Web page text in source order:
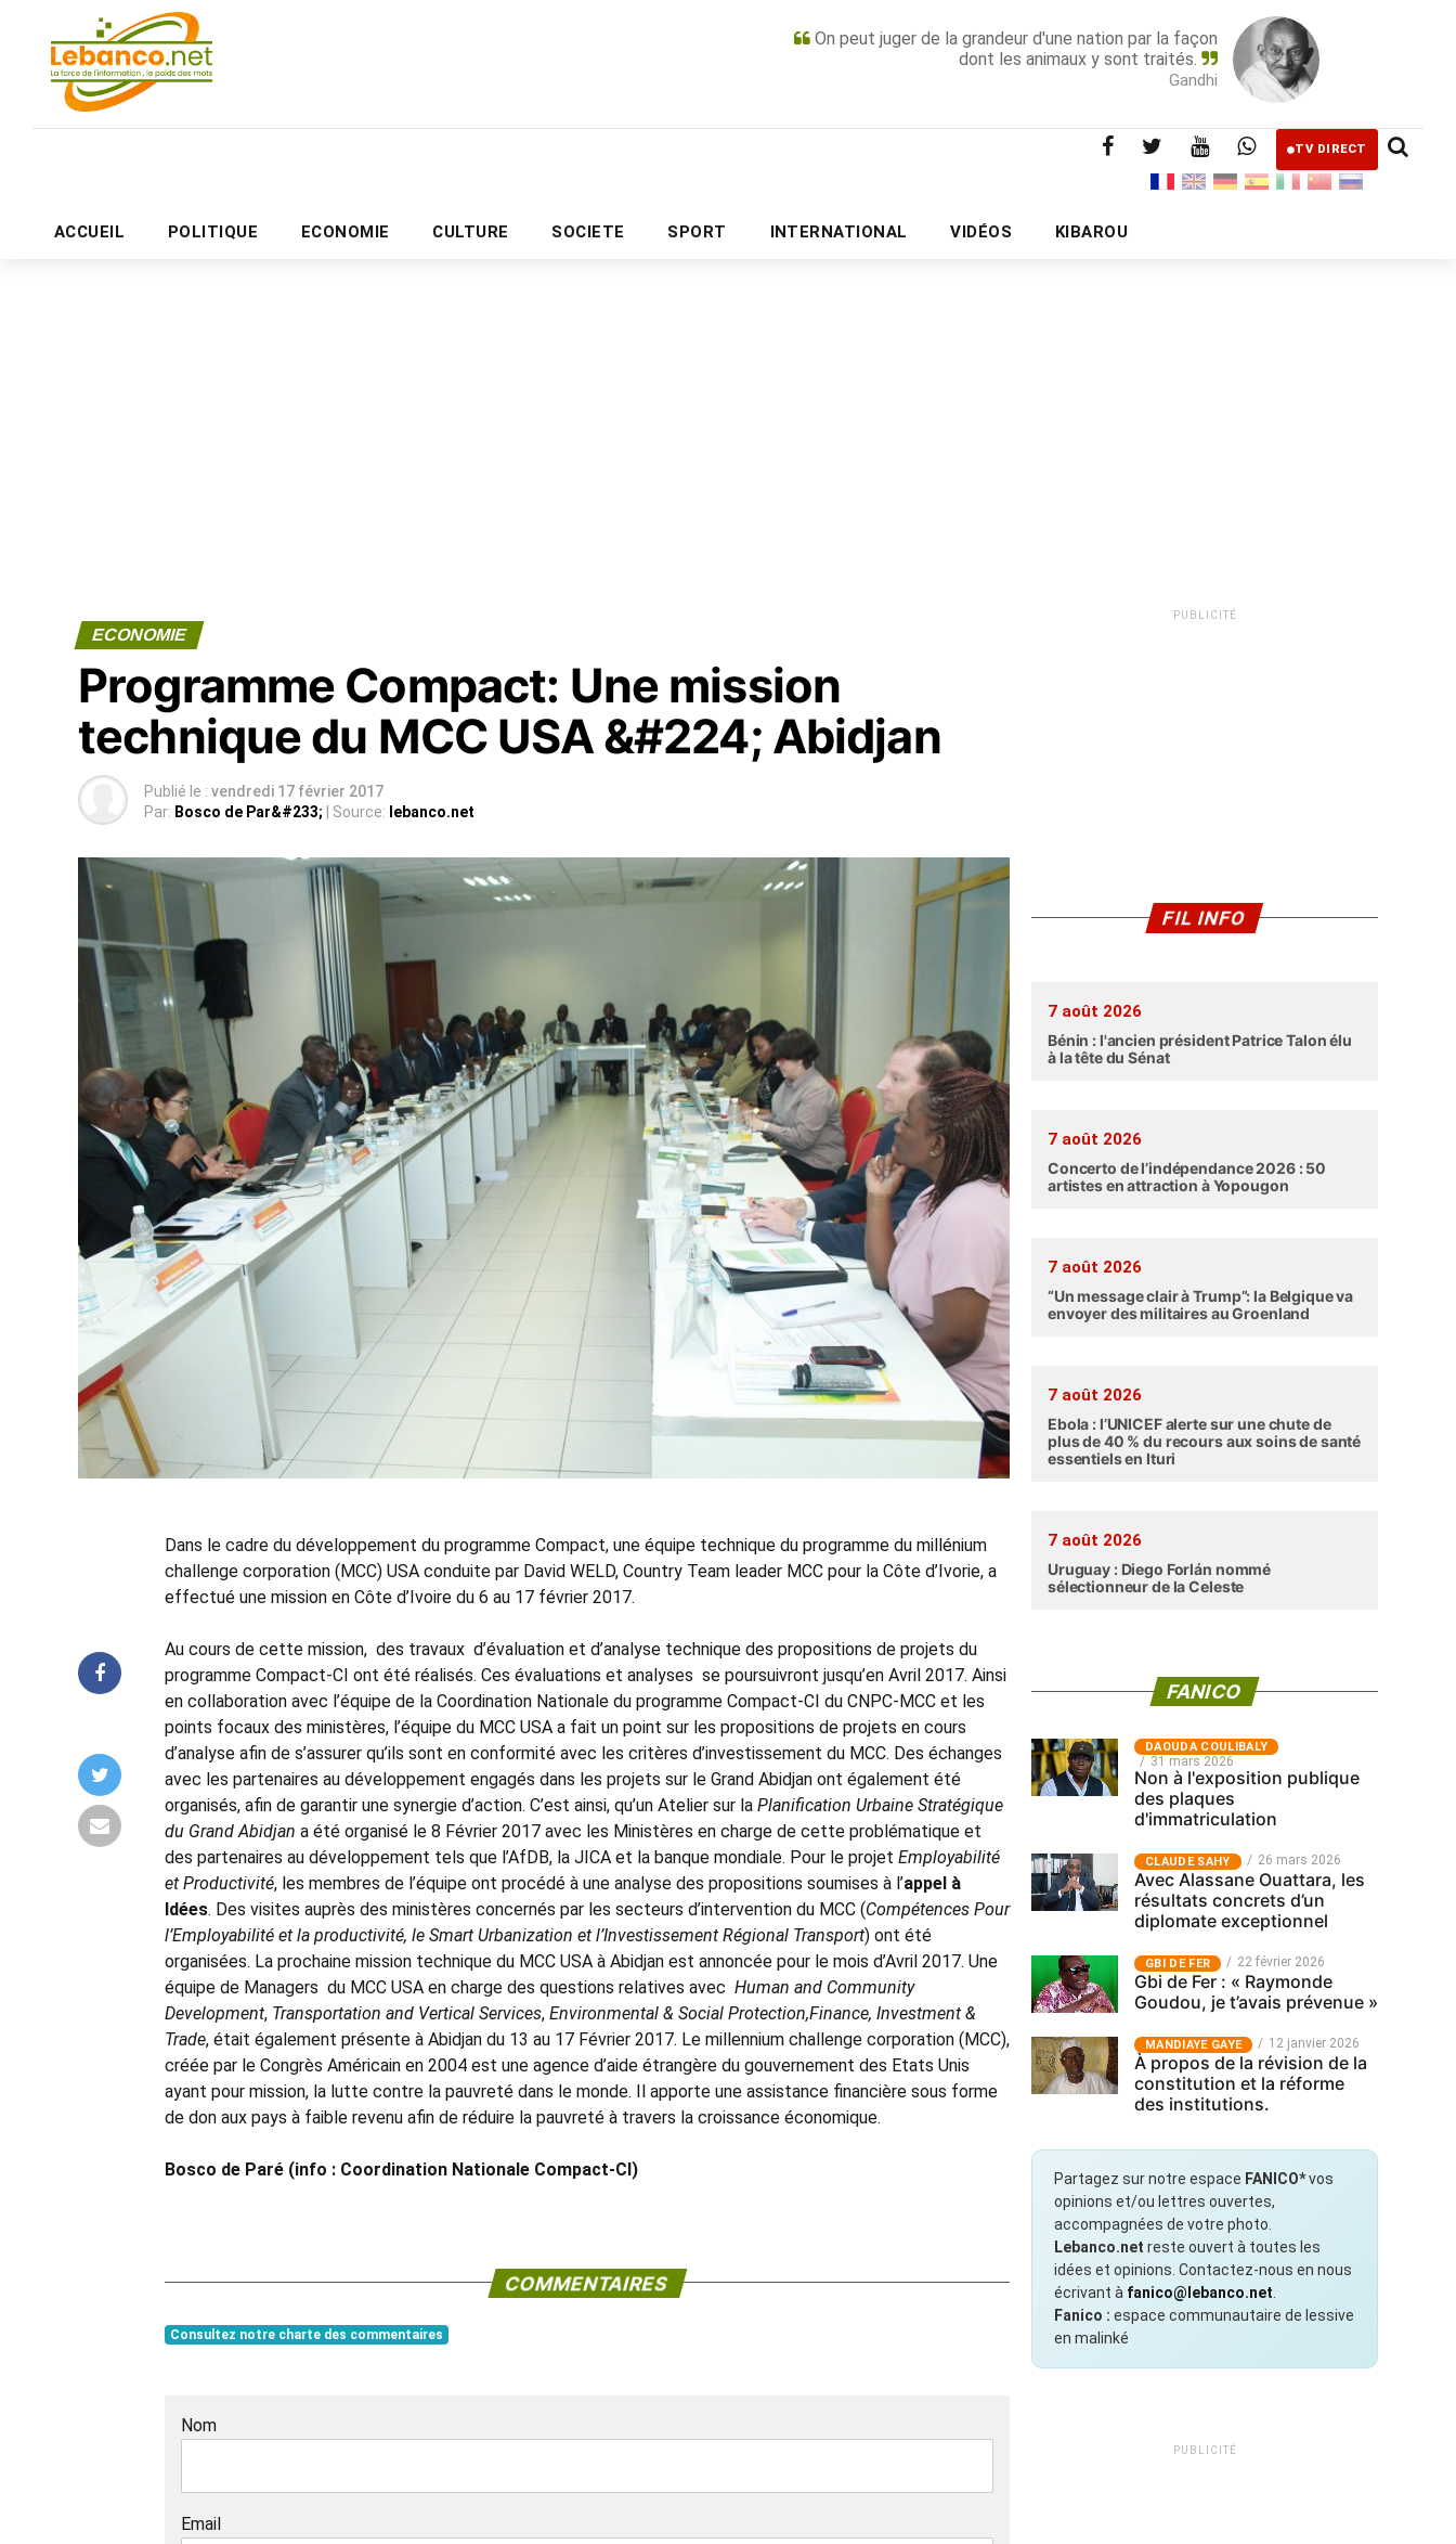
On peut juger de la grandeur d'une nation par la façon
dont les animaux y sont traités.
Gandhi
TV DIRECT
ACCUEIL POLITIQUE ECONOMIE CULTURE SOCIETE SPORT INTERNATIONAL VIDÉOS KIBAROU
PUBLICITÉ
ECONOMIE
Programme Compact: Une mission
technique du MCC USA &#224; Abidjan
Publié le : vendredi 17 février 2017
Par: Bosco de Par&#233; | Source: lebanco.net
Dans le cadre du développement du programme Compact, une équipe technique du programme du millénium
challenge corporation (MCC) USA conduite par David WELD, Country Team leader MCC pour la Côte d’Ivorie, a
effectué une mission en Côte d’Ivoire du 6 au 17 février 2017.
Au cours de cette mission, des travaux d’évaluation et d’analyse technique des propositions de projets du
programme Compact-CI ont été réalisés. Ces évaluations et analyses se poursuivront jusqu’en Avril 2017. Ainsi
en collaboration avec l’équipe de la Coordination Nationale du programme Compact-CI du CNPC-MCC et les
points focaux des ministères, l’équipe du MCC USA a fait un point sur les propositions de projets en cours
d’analyse afin de s’assurer qu’ils sont en conformité avec les critères d’investissement du MCC. Des échanges
avec les partenaires au développement engagés dans les projets sur le Grand Abidjan ont également été
organisés, afin de garantir une synergie d’action. C’est ainsi, qu’un Atelier sur la Planification Urbaine Stratégique
du Grand Abidjan a été organisé le 8 Février 2017 avec les Ministères en charge de cette problématique et
des partenaires au développement tels que l’AfDB, la JICA et la banque mondiale. Pour le projet Employabilité
et Productivité, les membres de l’équipe ont procédé à une analyse des propositions soumises à l’appel à
Idées. Des visites auprès des ministères concernés par les secteurs d’intervention du MCC (Compétences Pour
l’Employabilité et la productivité, le Smart Urbanization et l’Investissement Régional Transport) ont été
organisées. La prochaine mission technique du MCC USA à Abidjan est annoncée pour le mois d’Avril 2017. Une
équipe de Managers du MCC USA en charge des questions relatives avec Human and Community
Development, Transportation and Vertical Services, Environmental & Social Protection,Finance, Investment &
Trade, était également présente à Abidjan du 13 au 17 Février 2017. Le millennium challenge corporation (MCC),
créée par le Congrès Américain en 2004 est une agence d’aide étrangère du gouvernement des Etats Unis
ayant pour mission, la lutte contre la pauvreté dans le monde. Il apporte une assistance financière sous forme
de don aux pays à faible revenu afin de réduire la pauvreté à travers la croissance économique.
Bosco de Paré (info : Coordination Nationale Compact-CI)
COMMENTAIRES
Consultez notre charte des commentaires
Nom
Email
PUBLICITÉ
FIL INFO
7 août 2026
Bénin : l'ancien président Patrice Talon élu
à la tête du Sénat
7 août 2026
Concerto de l’indépendance 2026 : 50
artistes en attraction à Yopougon
7 août 2026
“Un message clair à Trump”: la Belgique va
envoyer des militaires au Groenland
7 août 2026
Ebola : l’UNICEF alerte sur une chute de
plus de 40 % du recours aux soins de santé
essentiels en Ituri
7 août 2026
Uruguay : Diego Forlán nommé
sélectionneur de la Celeste
FANICO
‎DAOUDA COULIBALY
31 mars 2026
Non à l'exposition publique
des plaques
d'immatriculation
CLAUDE SAHY 26 mars 2026
Avec Alassane Ouattara, les
résultats concrets d’un
diplomate exceptionnel
GBI DE FER 22 février 2026
Gbi de Fer : « Raymonde
Goudou, je t’avais prévenue »
MANDIAYE GAYE 12 janvier 2026
À propos de la révision de la
constitution et la réforme
des institutions.
Partagez sur notre espace FANICO*vos
opinions et/ou lettres ouvertes,
accompagnées de votre photo.
Lebanco.net reste ouvert à toutes les
idées et opinions. Contactez-nous en nous
écrivant à fanico@lebanco.net
Fanico : espace communautaire de lessive
en malinké
PUBLICITÉ